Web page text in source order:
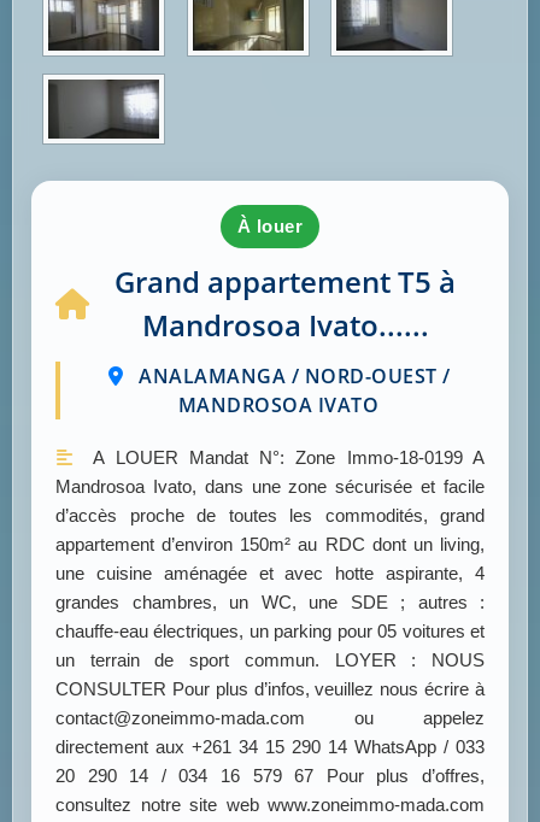
à louer
Grand appartement T5 à
Mandrosoa Ivato......
ANALAMANGA / NORD-OUEST /
MANDROSOA IVATO
A LOUER Mandat N°: Zone Immo-18-0199 A
Mandrosoa Ivato, dans une zone sécurisée et facile
d’accès proche de toutes les commodités, grand
appartement d’environ 150m² au RDC dont un living,
une cuisine aménagée et avec hotte aspirante, 4
grandes chambres, un WC, une SDE ; autres :
chauffe-eau électriques, un parking pour 05 voitures et
un terrain de sport commun. LOYER : NOUS
CONSULTER Pour plus d’infos, veuillez nous écrire à
contact@zoneimmo-mada.com ou appelez
directement aux +261 34 15 290 14 WhatsApp / 033
20 290 14 / 034 16 579 67 Pour plus d’offres,
consultez notre site web www.zoneimmo-mada.com